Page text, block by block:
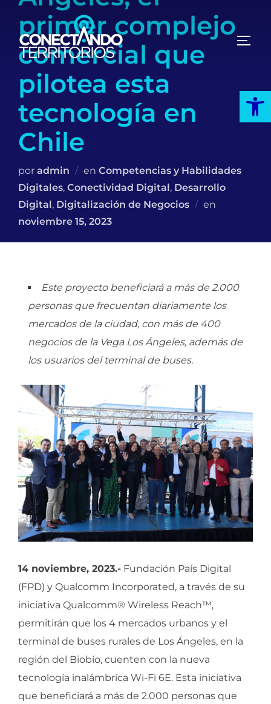
Saltar
contenido
primer complejo
comercial que
pilotea esta
tecnología en
Chile
por admin en Competencias y Habilidades
Digitales, Conectividad Digital, Desarrollo
Digital, Digitalización de Negocios en
noviembre 15, 2023
Este proyecto beneficiará a más de 2.000
personas que frecuentan diariamente los
mercados de la ciudad, con más de 400
negocios de la Vega Los Ángeles, además de
los usuarios del terminal de buses.
14 noviembre, 2023.- Fundación País Digital
(FPD) y Qualcomm Incorporated, a través de su
iniciativa Qualcomm® Wireless Reach™,
permitirán que los 4 mercados urbanos y el
terminal de buses rurales de Los Ángeles, en la
región del Biobío, cuenten con la nueva
tecnología inalámbrica Wi-Fi 6E. Esta iniciativa
que beneficiará a más de 2.000 personas que